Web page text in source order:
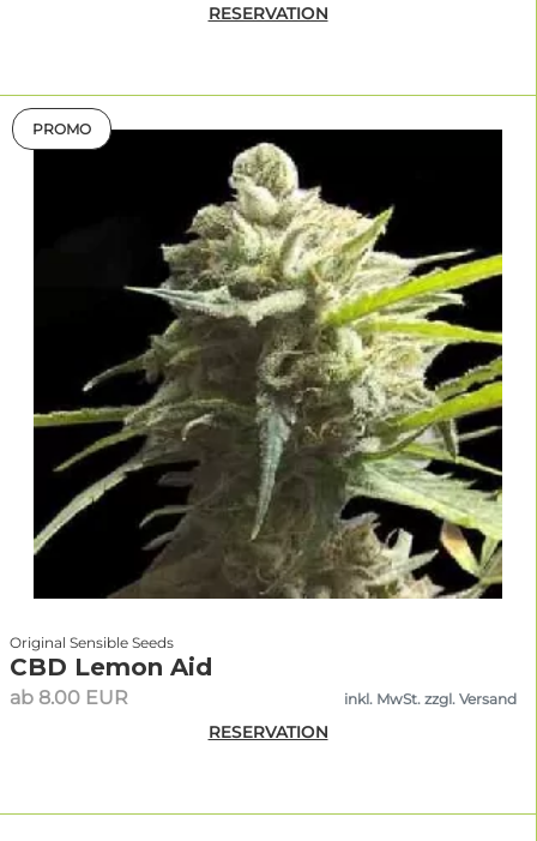
RESERVATION
PROMO
Original Sensible Seeds
CBD Lemon Aid
ab 8.00 EUR inkl. MwSt. zzgl. Versand
RESERVATION